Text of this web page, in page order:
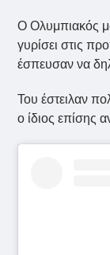
Ο Ολυμπιακός
γυρίσει στις
έσπευσαν να
Του έστειλαν
ο ίδιος επίσης